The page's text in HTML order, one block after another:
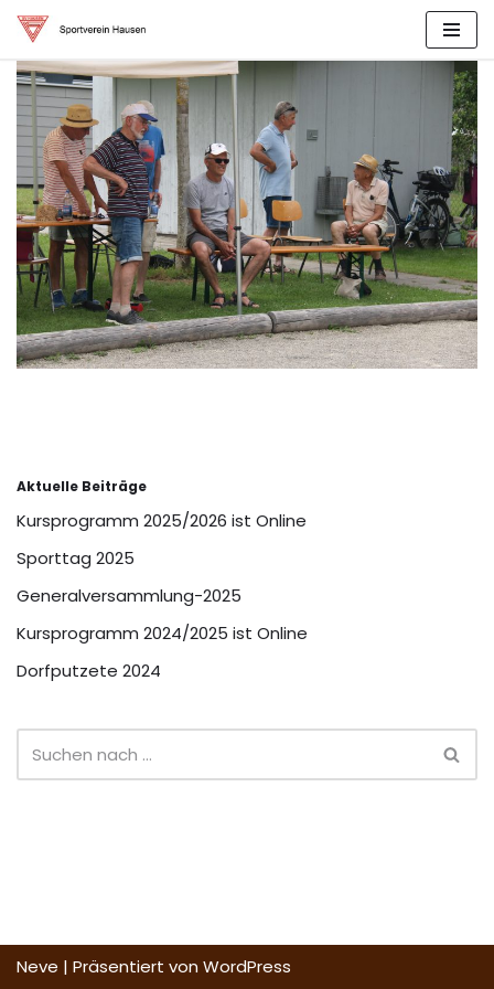
Zum
Inhalt
springen
Aktuelle Beiträge
Kursprogramm 2025/2026 ist Online
Sporttag 2025
Generalversammlung-2025
Kursprogramm 2024/2025 ist Online
Dorfputzete 2024
Neve | Präsentiert von WordPress